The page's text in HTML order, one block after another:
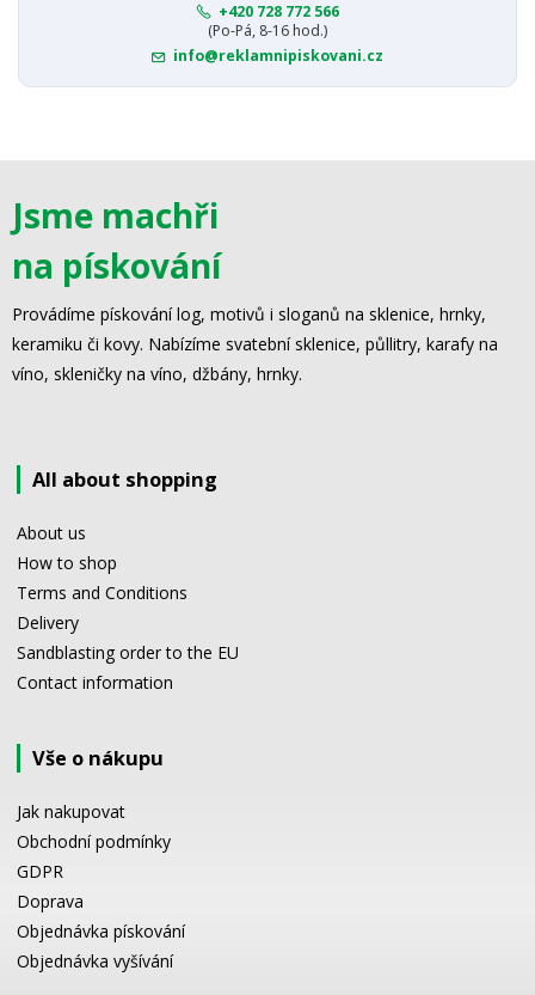
+420 728 772 566
(Po-Pá, 8-16 hod.)
info@reklamnipiskovani.cz
Jsme machři
na pískování
Provádíme pískování log, motivů i sloganů na sklenice, hrnky,
keramiku či kovy. Nabízíme svatební sklenice, půllitry, karafy na
víno, skleničky na víno, džbány, hrnky.
All about shopping
About us
How to shop
Terms and Conditions
Delivery
Sandblasting order to the EU
Contact information
Vše o nákupu
Jak nakupovat
Obchodní podmínky
GDPR
Doprava
Objednávka pískování
Objednávka vyšívání